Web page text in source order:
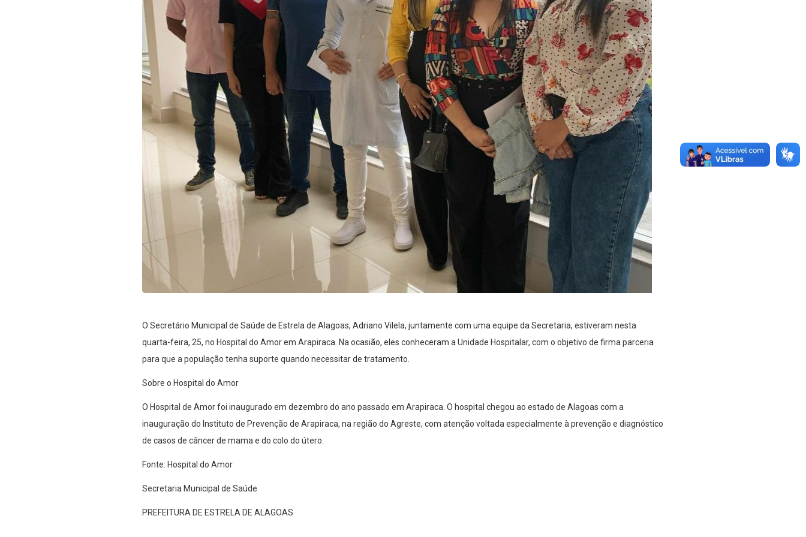
O Secretário Municipal de Saúde de Estrela de Alagoas, Adriano Vilela, juntamente com uma equipe da Secretaria, estiveram nesta
quarta-feira, 25, no Hospital do Amor em Arapiraca. Na ocasião, eles conheceram a Unidade Hospitalar, com o objetivo de firma parceria
para que a população tenha suporte quando necessitar de tratamento.
Sobre o Hospital do Amor
O Hospital de Amor foi inaugurado em dezembro do ano passado em Arapiraca. O hospital chegou ao estado de Alagoas com a
inauguração do Instituto de Prevenção de Arapiraca, na região do Agreste, com atenção voltada especialmente à prevenção e diagnóstico
de casos de câncer de mama e do colo do útero.
Fonte: Hospital do Amor
Secretaria Municipal de Saúde
PREFEITURA DE ESTRELA DE ALAGOAS